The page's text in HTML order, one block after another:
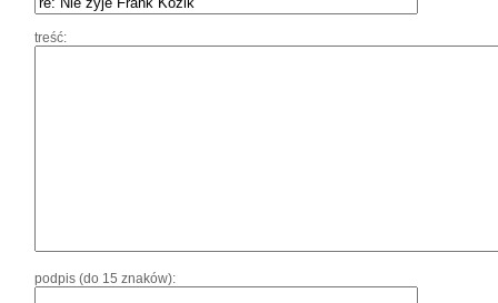
treść:
podpis (do 15 znaków):